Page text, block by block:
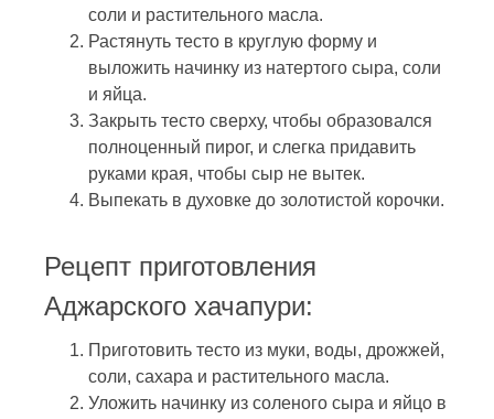
соли и растительного масла.
Растянуть тесто в круглую форму и
выложить начинку из натертого сыра, соли
и яйца.
Закрыть тесто сверху, чтобы образовался
полноценный пирог, и слегка придавить
руками края, чтобы сыр не вытек.
Выпекать в духовке до золотистой корочки.
Рецепт приготовления
Аджарского хачапури:
Приготовить тесто из муки, воды, дрожжей,
соли, сахара и растительного масла.
Уложить начинку из соленого сыра и яйцо в